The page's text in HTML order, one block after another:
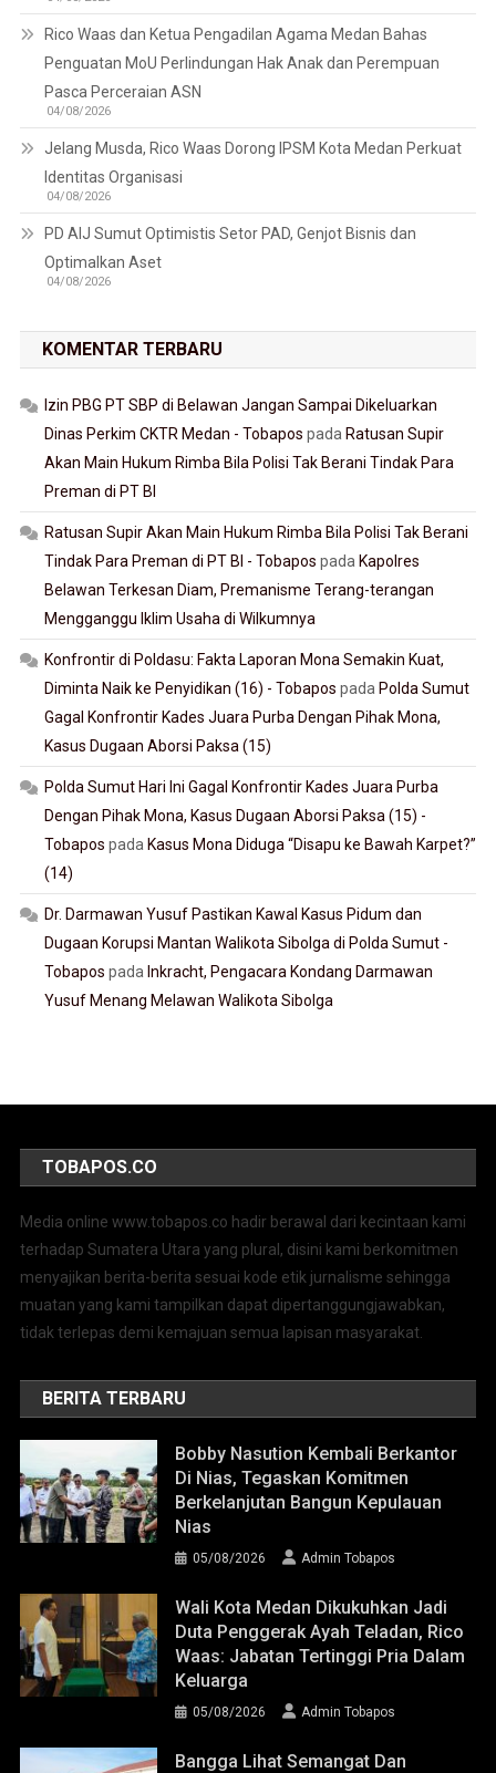
Rico Waas dan Ketua Pengadilan Agama Medan Bahas
Penguatan MoU Perlindungan Hak Anak dan Perempuan
Pasca Perceraian ASN
04/08/2026
Jelang Musda, Rico Waas Dorong IPSM Kota Medan Perkuat
Identitas Organisasi
04/08/2026
PD AIJ Sumut Optimistis Setor PAD, Genjot Bisnis dan
Optimalkan Aset
04/08/2026
KOMENTAR TERBARU
Izin PBG PT SBP di Belawan Jangan Sampai Dikeluarkan
Dinas Perkim CKTR Medan - Tobapos pada Ratusan Supir
Akan Main Hukum Rimba Bila Polisi Tak Berani Tindak Para
Preman di PT BI
Ratusan Supir Akan Main Hukum Rimba Bila Polisi Tak Berani
Tindak Para Preman di PT BI - Tobapos pada Kapolres
Belawan Terkesan Diam, Premanisme Terang-terangan
Mengganggu Iklim Usaha di Wilkumnya
Konfrontir di Poldasu: Fakta Laporan Mona Semakin Kuat,
Diminta Naik ke Penyidikan (16) - Tobapos pada Polda Sumut
Gagal Konfrontir Kades Juara Purba Dengan Pihak Mona,
Kasus Dugaan Aborsi Paksa (15)
Polda Sumut Hari Ini Gagal Konfrontir Kades Juara Purba
Dengan Pihak Mona, Kasus Dugaan Aborsi Paksa (15) -
Tobapos pada Kasus Mona Diduga “Disapu ke Bawah Karpet?”
(14)
Dr. Darmawan Yusuf Pastikan Kawal Kasus Pidum dan
Dugaan Korupsi Mantan Walikota Sibolga di Polda Sumut -
Tobapos pada Inkracht, Pengacara Kondang Darmawan
Yusuf Menang Melawan Walikota Sibolga
TOBAPOS.CO
Media online www.tobapos.co hadir berawal dari kecintaan kami
terhadap Sumatera Utara yang plural, disini kami berkomitmen
menyajikan berita-berita sesuai kode etik jurnalisme sehingga
muatan yang kami tampilkan dapat dipertanggungjawabkan,
tidak terlepas demi kemajuan semua lapisan masyarakat.
BERITA TERBARU
Bobby Nasution Kembali Berkantor
Di Nias, Tegaskan Komitmen
Berkelanjutan Bangun Kepulauan
Nias
05/08/2026 Admin Tobapos
Wali Kota Medan Dikukuhkan Jadi
Duta Penggerak Ayah Teladan, Rico
Waas: Jabatan Tertinggi Pria Dalam
Keluarga
05/08/2026 Admin Tobapos
Bangga Lihat Semangat Dan